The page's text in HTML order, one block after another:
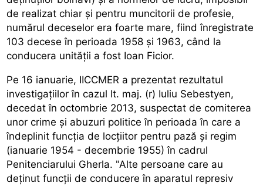
de realizat chiar şi pentru muncitorii de profesie,
numărul deceselor era foarte mare, fiind înregistrate
103 decese în perioada 1958 şi 1963, când la
conducera unităţii a fost Ioan Ficior.
Pe 16 ianuarie, IICCMER a prezentat rezultatul
investigaţiilor în cazul lt. maj. (r) Iuliu Sebestyen,
decedat în octombrie 2013, suspectat de comiterea
unor crime şi abuzuri politice în perioada în care a
îndeplinit funcţia de locţiitor pentru pază şi regim
(ianuarie 1954 - decembrie 1955) în cadrul
Penitenciarului Gherla. "Alte persoane care au
deţinut funcţii de conducere în aparatul represiv